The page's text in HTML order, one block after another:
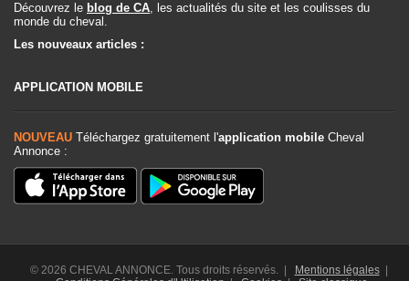
Découvrez le blog de CA, les actualités du site et les coulisses du
monde du cheval.
Les nouveaux articles :
APPLICATION MOBILE
NOUVEAU Téléchargez gratuitement l'application mobile Cheval
Annonce :
© 2026 CHEVAL ANNONCE. Tous droits réservés. | Mentions légales|